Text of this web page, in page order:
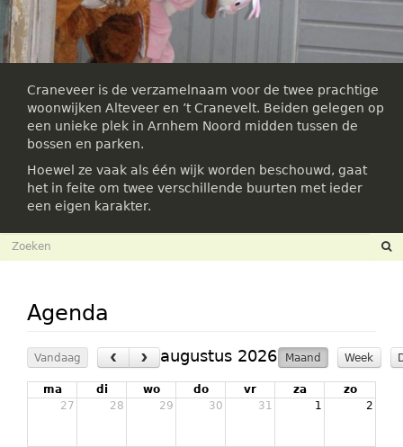
Craneveer is de verzamelnaam voor de twee prachtige
woonwijken Alteveer en ’t Cranevelt. Beiden gelegen op
een unieke plek in Arnhem Noord midden tussen de
bossen en parken.
Hoewel ze vaak als één wijk worden beschouwd, gaat
het in feite om twee verschillende buurten met ieder
een eigen karakter.
Zoekveld
Agenda
Vandaag ‹ › augustus 2026 Maand Week
ma di wo do vr za
zo
27
28 29 30 31 1 2